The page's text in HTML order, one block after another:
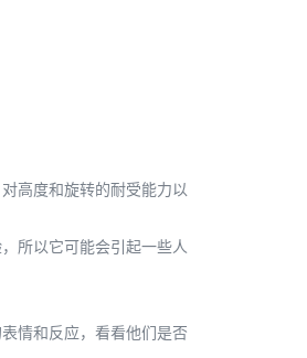
高度和旋转的耐受能力以
所以它可能会引起一些人
情和反应，看看他们是否